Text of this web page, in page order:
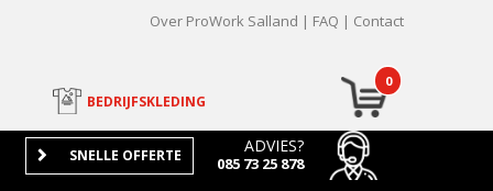
Over ProWork Salland FAQ Contact
0
BEDRIJFSKLEDING
ADVIES?
085 73 25 878
SNELLE OFFERTE